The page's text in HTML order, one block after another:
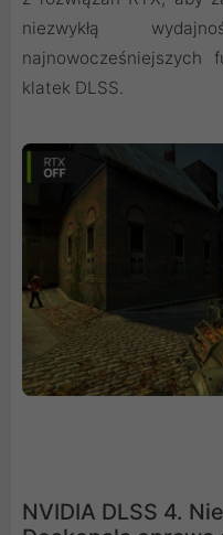
niezwykłą
klatek DLSS.
NVIDIA DLSS 4.